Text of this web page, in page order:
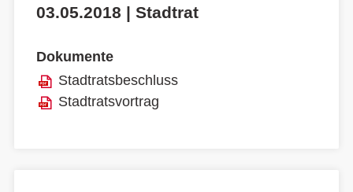
03.05.2018 | Stadtrat
Dokumente
Stadtratsbeschluss
Stadtratsvortrag